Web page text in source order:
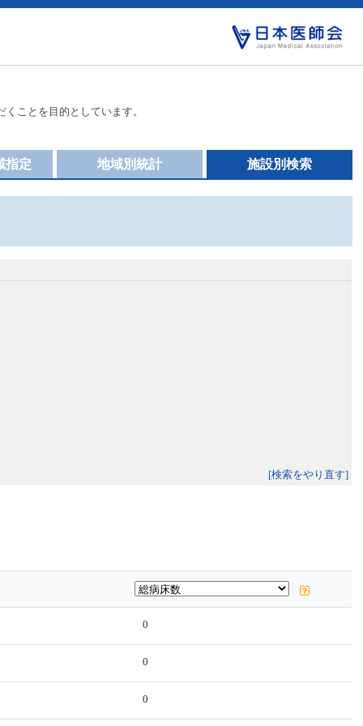
ことを目的としています。
施設別検索
地域別統計
指定
[検索をやり直す]
0
0
0